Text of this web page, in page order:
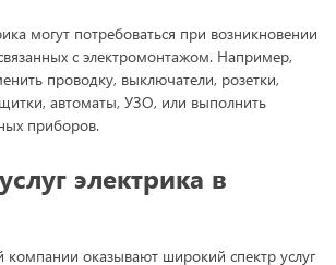
могут потребоваться при возникновении
с электромонтажом. Например,
проводку, выключатели, розетки,
автоматы, УЗО, или выполнить
приборов.
электрика в
оказывают широкий спектр услуг